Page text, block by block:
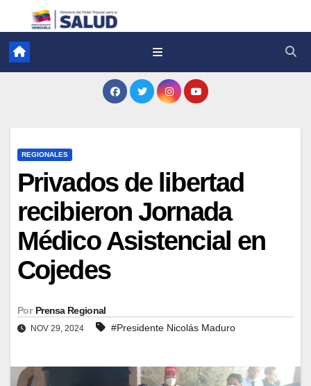
REGIONALES
Privados de libertad
recibieron Jornada
Médico Asistencial en
Cojedes
Por Prensa Regional
NOV 29, 2024 #Presidente Nicolás Maduro